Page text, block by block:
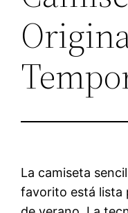
La camiseta
favorito está lista